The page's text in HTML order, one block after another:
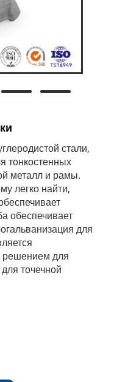
стали,
тонкостенных
металл и рамы.
легко найти,
обеспечивает
для
для
точечной